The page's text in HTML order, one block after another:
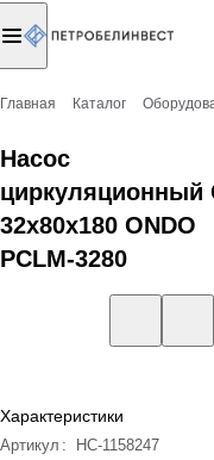
Главная Каталог
Насос
циркуляционный
32x80x180 ONDO
PCLM-3280
Характеристики
Артикул :
НС-1158247